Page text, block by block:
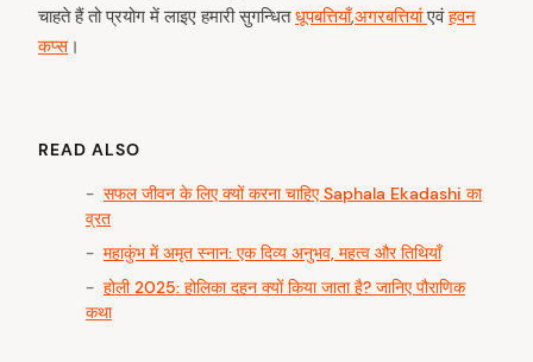
चाहते हैं तो प्रयोग में लाइए हमारी सुगन्धितधूपबत्तियाँ,अगरबत्तियांएवंहवन
कप्स।
READ ALSO
सफल जीवन के लिए क्यों करना चाहिए Saphala Ekadashi का
व्रत
महाकुंभ में अमृत स्नान: एक दिव्य अनुभव, महत्व और तिथियाँ
होली 2025: होलिका दहन क्यों किया जाता है? जानिए पौराणिक
कथा